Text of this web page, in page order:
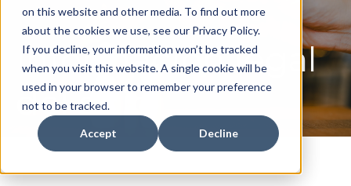
on this website and other media. To find out more
about the cookies we use, see our Privacy Policy.
If you decline, your information won’t be tracked
when you visit this website. A single cookie will be
used in your browser to remember your preference
not to be tracked.
Accept Decline
Información legal
del sitio